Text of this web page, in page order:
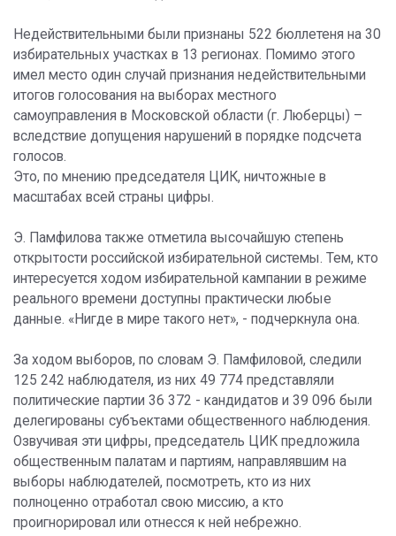
Недействительными были признаны 522 бюллетеня на 30
избирательных участках в 13 регионах. Помимо этого
имел место один случай признания недействительными
итогов голосования на выборах местного
самоуправления в Московской области (г. Люберцы) –
вследствие допущения нарушений в порядке подсчета
голосов.
Это, по мнению председателя ЦИК, ничтожные в
масштабах всей страны цифры.
Э. Памфилова также отметила высочайшую степень
открытости российской избирательной системы. Тем, кто
интересуется ходом избирательной кампании в режиме
реального времени доступны практически любые
данные. «Нигде в мире такого нет», - подчеркнула она.
За ходом выборов, по словам Э. Памфиловой, следили
125 242 наблюдателя, из них 49 774 представляли
политические партии 36 372 - кандидатов и 39 096 были
делегированы субъектами общественного наблюдения.
Озвучивая эти цифры, председатель ЦИК предложила
общественным палатам и партиям, направлявшим на
выборы наблюдателей, посмотреть, кто из них
полноценно отработал свою миссию, а кто
проигнорировал или отнесся к ней небрежно.